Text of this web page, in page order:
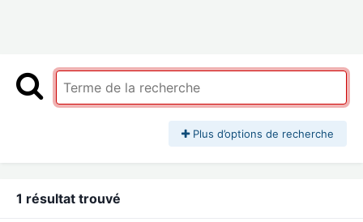
Plus d’options de recherche
1 résultat trouvé